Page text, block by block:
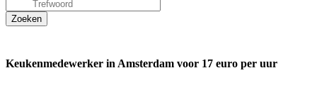
Keukenmedewerker in Amsterdam voor 17 euro per uur